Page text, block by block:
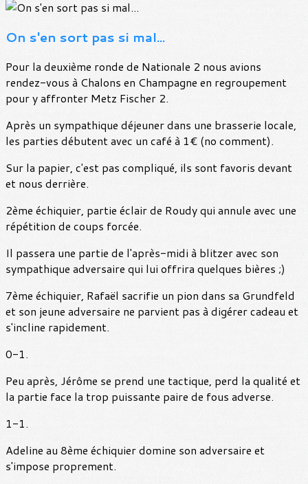
On s'en sort pas si mal...
Pour la deuxième ronde de Nationale 2 nous avions
rendez-vous à Chalons en Champagne en regroupement
pour y affronter Metz Fischer 2.
Après un sympathique déjeuner dans une brasserie locale,
les parties débutent avec un café à 1€ (no comment).
Sur la papier, c'est pas compliqué, ils sont favoris devant
et nous derrière.
2ème échiquier, partie éclair de Roudy qui annule avec une
répétition de coups forcée.
Il passera une partie de l'après-midi à blitzer avec son
sympathique adversaire qui lui offrira quelques bières ;)
7ème échiquier, Rafaël sacrifie un pion dans sa Grundfeld
et son jeune adversaire ne parvient pas à digérer cadeau et
s'incline rapidement.
0-1.
Peu après, Jérôme se prend une tactique, perd la qualité et
la partie face la trop puissante paire de fous adverse.
1-1.
Adeline au 8ème échiquier domine son adversaire et
s'impose proprement.